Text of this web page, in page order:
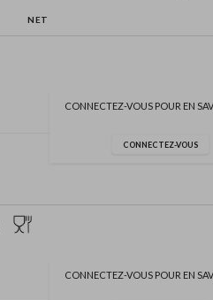
NET
CONNECTEZ-VOUS POUR EN
CONNECTEZ-VOUS
CONNECTEZ-VOUS POUR EN